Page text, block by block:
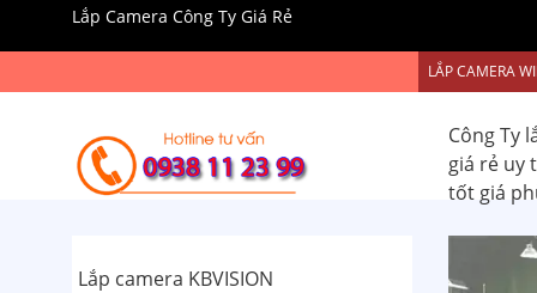
Lắp Camera Công Ty Giá Rẻ
LẮP CAMERA
Công Ty
giá rẻ uy
tốt giá
Lắp camera KBVISION